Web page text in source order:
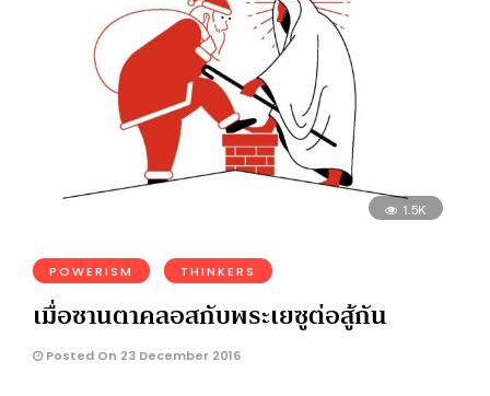
1.5K
POWERISM THINKERS
เมื่อซานตาคลอสกับพระเยซูต่อสู้กัน
Posted On 23 December 2016